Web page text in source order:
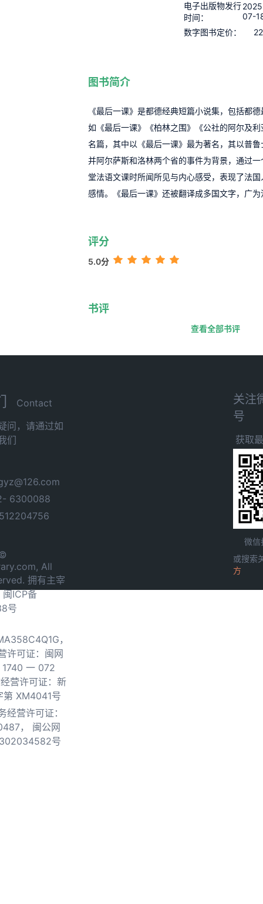
电子出版物发行
时间：
07-
数字图书定价：
图书简介
《最后一课》是都德经典短篇小说集，包括都
如《最后一课》《柏林之围》《公社的阿尔及
名篇，其中以《最后一课》最为著名，其以普
并阿尔萨斯和洛林两个省的事件为背景，通过
堂法语文课时所闻所见与内心感受，表现了法
感情。《最后一课》还被翻译成多国文字，广为
评分
5.0分
书评
查看全部书评
Contact
问，请通过如
们
6300088
All
拥有主宰
闽ICP备
号
，
许可证：闽网
一 072
营许可证：新
第 XM4041号
经营许可证：
，
闽公网
号
关注
号
获取
微信
或搜索
方